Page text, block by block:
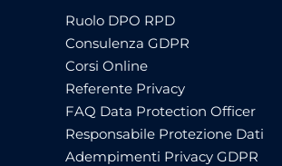
Ruolo DPO RPD
Consulenza GDPR
Corsi Online
Referente Privacy
FAQ Data Protection Officer
Responsabile Protezione Dati
Adempimenti Privacy GDPR